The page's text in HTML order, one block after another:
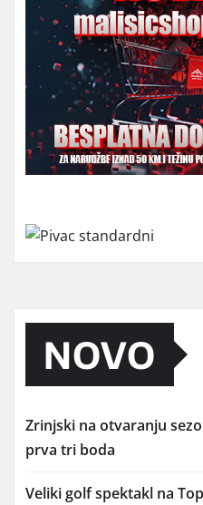
NOVO
Zrinjski na otvaranju
prva tri boda
Veliki golf spektakl na